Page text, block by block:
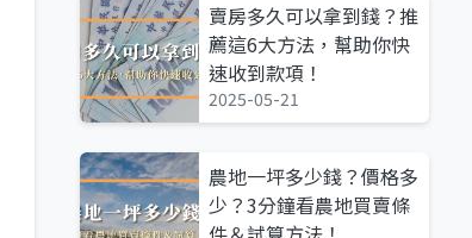
賣房多久可以拿到錢？推
薦這6大方法，幫助你快
速收到款項！
2025-05-21
農地一坪多少錢？價格多
少？3分鐘看農地買賣條